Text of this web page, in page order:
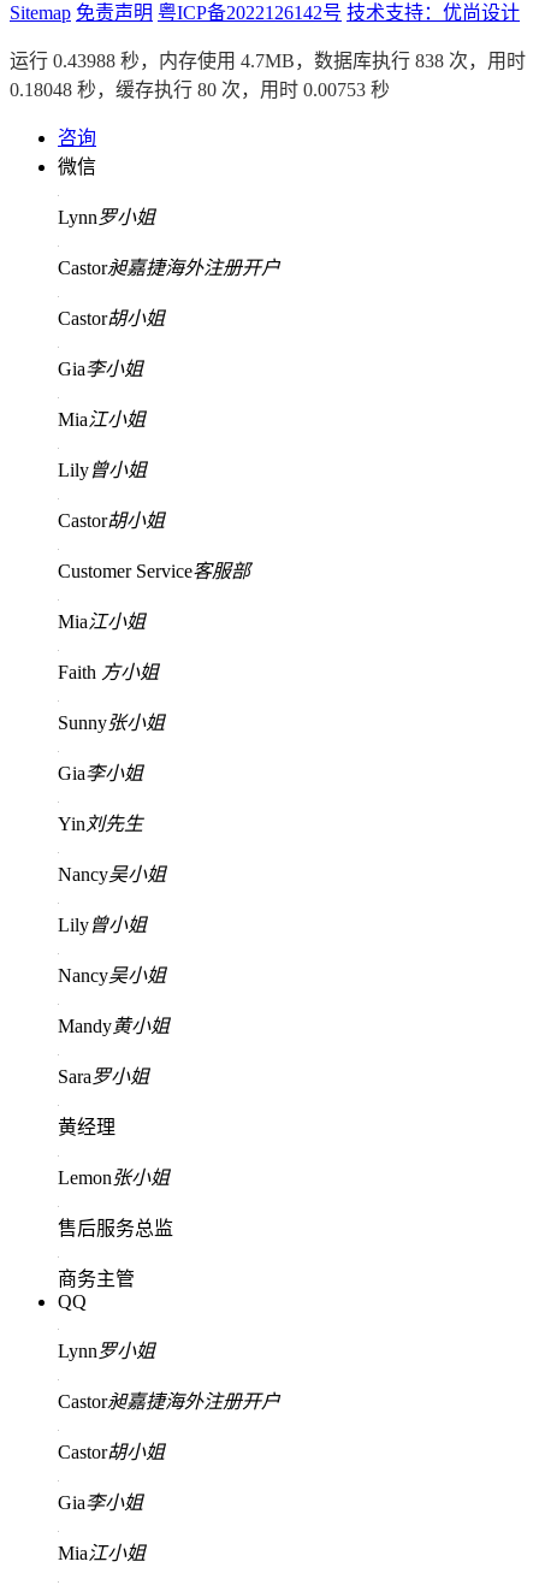
Sitemap 免责声明 粤ICP备2022126142号 技术支持：优尚设计
运行 0.43988 秒，内存使用 4.7MB，数据库执行 838 次，用时
0.18048 秒，缓存执行 80 次，用时 0.00753 秒
咨询
微信
Lynn罗小姐
Castor昶嘉捷海外注册开户
Castor胡小姐
Gia李小姐
Mia江小姐
Lily曾小姐
Castor胡小姐
Customer Service客服部
Mia江小姐
Faith 方小姐
Sunny张小姐
Gia李小姐
Yin 刘先生
Nancy吴小姐
Lily曾小姐
Nancy吴小姐
Mandy黄小姐
Sara罗小姐
黄经理
Lemon张小姐
售后服务总监
商务主管
QQ
Lynn罗小姐
Castor昶嘉捷海外注册开户
Castor胡小姐
Gia李小姐
Mia江小姐